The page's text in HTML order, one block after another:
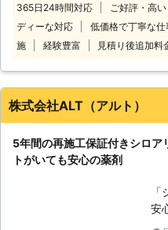
い
大
多
経
ら
て
現
て
365日24時間対応 ご好評・高
ディーな対応
低価格で丁寧な仕
施
経験豊富 見積り後追加料
株式会社ALT（アルト）
5年間の再施工保証付きシロア
トがいても安心の薬剤
安